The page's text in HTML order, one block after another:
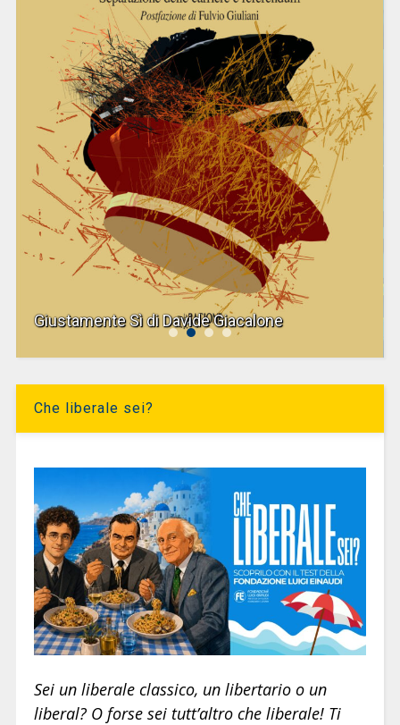
Giustamente Sì di Davide Giacalone
Che liberale sei?
Sei un liberale classico, un libertario o un
liberal? O forse sei tutt’altro che liberale! Ti